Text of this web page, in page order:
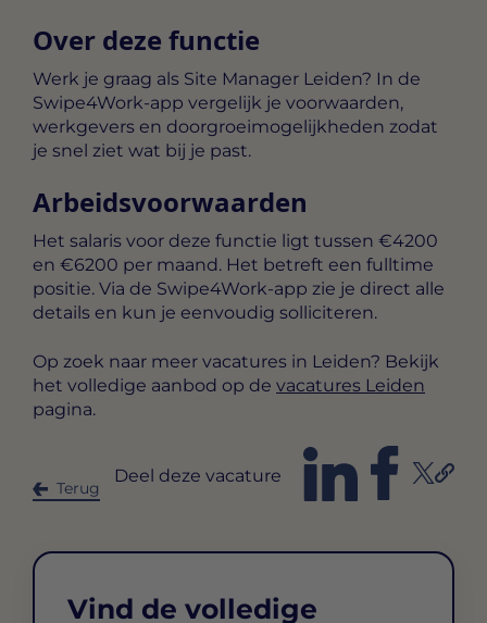
Over deze functie
Werk je graag als Site Manager Leiden? In de
Swipe4Work-app vergelijk je voorwaarden,
werkgevers en doorgroeimogelijkheden zodat
je snel ziet wat bij je past.
Arbeidsvoorwaarden
Het salaris voor deze functie ligt tussen €4200
en €6200 per maand. Het betreft een fulltime
positie. Via de Swipe4Work-app zie je direct alle
details en kun je eenvoudig solliciteren.
Op zoek naar meer vacatures in Leiden? Bekijk
het volledige aanbod op de vacatures Leiden
pagina.
Terug
Deel deze vacature
Vind de volledige